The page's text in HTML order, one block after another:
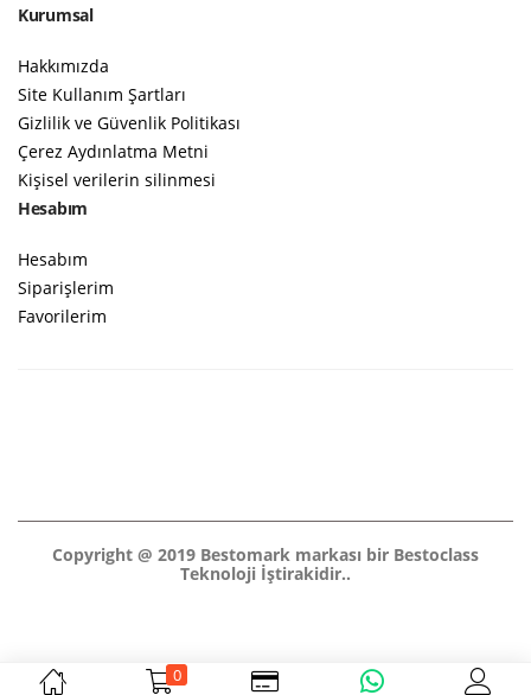
0
Kurumsal
Hakkımızda
Site Kullanım Şartları
Gizlilik ve Güvenlik Politikası
Çerez Aydınlatma Metni
Kişisel verilerin silinmesi
Hesabım
Hesabım
Siparişlerim
Favorilerim
Copyright @ 2019 Bestomark markası bir Bestoclass
Teknoloji İştirakidir..